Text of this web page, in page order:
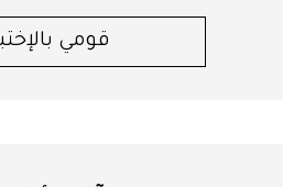
قومي